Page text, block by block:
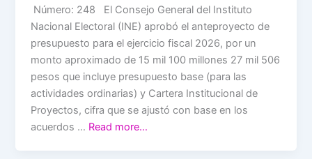
Número: 248 El Consejo General del Instituto
Nacional Electoral (INE) aprobó el anteproyecto de
presupuesto para el ejercicio fiscal 2026, por un
monto aproximado de 15 mil 100 millones 27 mil 506
pesos que incluye presupuesto base (para las
actividades ordinarias) y Cartera Institucional de
Proyectos, cifra que se ajustó con base en los
acuerdos … Read more…